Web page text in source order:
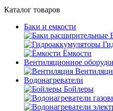
Каталог товаров
Баки и емкости
Ёмкости
Вентиляционное
Водонагреватели
Бойлеры